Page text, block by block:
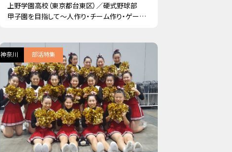
上野学園高校（東京都台東区）／硬式野球部
甲子園を目指して～人作り・チーム作り・ゲーム
神奈川 部活特集